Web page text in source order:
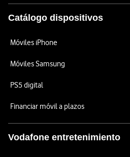
Catálogo dispositivos
Móviles iPhone
Móviles Samsung
PS5 digital
Financiar móvil a plazos
Vodafone entretenimiento